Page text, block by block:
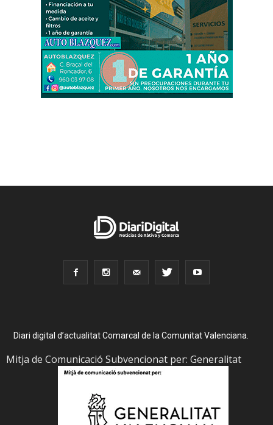
Diari digital d’actualitat Comarcal de la Comunitat Valenciana.
Mitja de Comunicació Subvencionat per: Generalitat